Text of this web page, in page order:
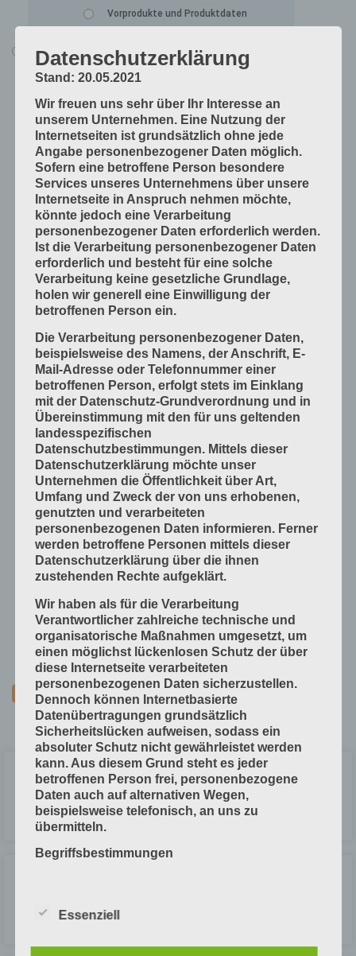
Vorprodukte und Produktdaten
Alle Lerninhalte
Druck
Arbeitsabläufe in der Druckerei
Digitale Drucksysteme
Druckformen
Druckprodukte herstellen
Druckprodukte veredeln
Druckprojekte umsetzen
Druckverfahren und Druckdaten
Mess- und Prüfverfahren
Offsetdruckmaschinen
Prozess-Standards in Druckverfahren
Verfahrenstechniken
Werkstoffe und Druckmaterialien
Druckverarbeitung
Arbeitsabläufe im Betrieb
Bogen falzen
Bogen schneiden
Einbandmaterialien
Papier, Karton, Pappe, Kunststoffe
Produkte fügen
Produkte handwerklich herstellen
Produkte industriell herstellen
Technische Grundlagen
Verfahrenstechniken
Vorprodukte und Produktdaten
Tragen und Aufstoßen
LESEN »
Datenschutzerklärung
Stand: 20.05.2021
Wir freuen uns sehr über Ihr Interesse an
unserem Unternehmen. Eine Nutzung der
Internetseiten ist grundsätzlich ohne jede
Angabe personenbezogener Daten möglich.
Sofern eine betroffene Person besondere
Services unseres Unternehmens über unsere
Internetseite in Anspruch nehmen möchte,
könnte jedoch eine Verarbeitung
personenbezogener Daten erforderlich werden.
Ist die Verarbeitung personenbezogener Daten
erforderlich und besteht für eine solche
Verarbeitung keine gesetzliche Grundlage,
holen wir generell eine Einwilligung der
betroffenen Person ein.
Die Verarbeitung personenbezogener Daten,
beispielsweise des Namens, der Anschrift, E-
Mail-Adresse oder Telefonnummer einer
betroffenen Person, erfolgt stets im Einklang
mit der Datenschutz-Grundverordnung und in
Übereinstimmung mit den für uns geltenden
landesspezifischen
Datenschutzbestimmungen. Mittels dieser
Datenschutzerklärung möchte unser
Unternehmen die Öffentlichkeit über Art,
Umfang und Zweck der von uns erhobenen,
genutzten und verarbeiteten
personenbezogenen Daten informieren. Ferner
werden betroffene Personen mittels dieser
Datenschutzerklärung über die ihnen
zustehenden Rechte aufgeklärt.
Wir haben als für die Verarbeitung
Verantwortlicher zahlreiche technische und
organisatorische Maßnahmen umgesetzt, um
einen möglichst lückenlosen Schutz der über
diese Internetseite verarbeiteten
personenbezogenen Daten sicherzustellen.
Dennoch können Internetbasierte
Datenübertragungen grundsätzlich
Sicherheitslücken aufweisen, sodass ein
absoluter Schutz nicht gewährleistet werden
kann. Aus diesem Grund steht es jeder
betroffenen Person frei, personenbezogene
Daten auch auf alternativen Wegen,
beispielsweise telefonisch, an uns zu
übermitteln.
Begriffsbestimmungen
Richtlinien- und Verordnungsgeber beim
GVO) verwendet wurden. Unsere
Essenziell